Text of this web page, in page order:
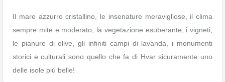
Il mare azzurro cristallino, le insenature meravigliose, il clima
sempre mite e moderato, la vegetazione esuberante, i vigneti,
le pianure di olive, gli infiniti campi di lavanda, i monumenti
storici e culturali sono quello che fa di Hvar sicuramente uno
delle isole piú belle!